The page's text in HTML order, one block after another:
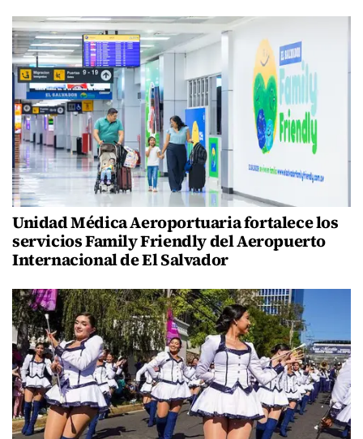
Unidad Médica Aeroportuaria fortalece los
servicios Family Friendly del Aeropuerto
Internacional de El Salvador